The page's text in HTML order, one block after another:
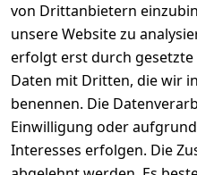
von Drittanbietern
unsere Website zu
erfolgt erst durch gesetzte
Daten mit Dritten, die wir
benennen. Die
Einwilligung oder
Interesses erfolgen. Die
Rechtliches
AGB
Impressum
Datenschutze
rklärung
Barrierefreihe
Über uns
Kontakt
Registrieren
Kataloge zum
Download
Pflege &